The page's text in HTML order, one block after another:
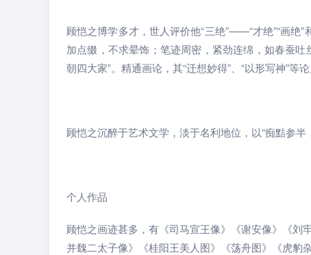
顾恺之博学多才，世人评价他“三绝”——“才绝”“画绝
加点缀，不求晕饰；笔迹周密，紧劲连绵，如春蚕
朝四大家”。精通画论，其“迁想妙得”、“以形写神”等
顾恺之沉醉于艺术文学，淡于名利地位，以“痴黠参
个人作品
顾恺之画迹甚多，有《司马宣王像》《谢安像》《
并魏二太子像》《桂阳王美人图》《荡舟图》《虎豹